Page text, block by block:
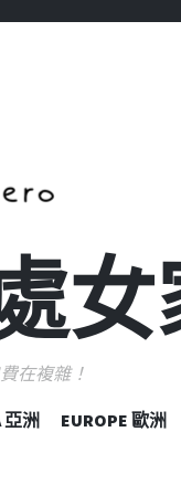
在複雜！
亞洲 EUROPE 歐洲